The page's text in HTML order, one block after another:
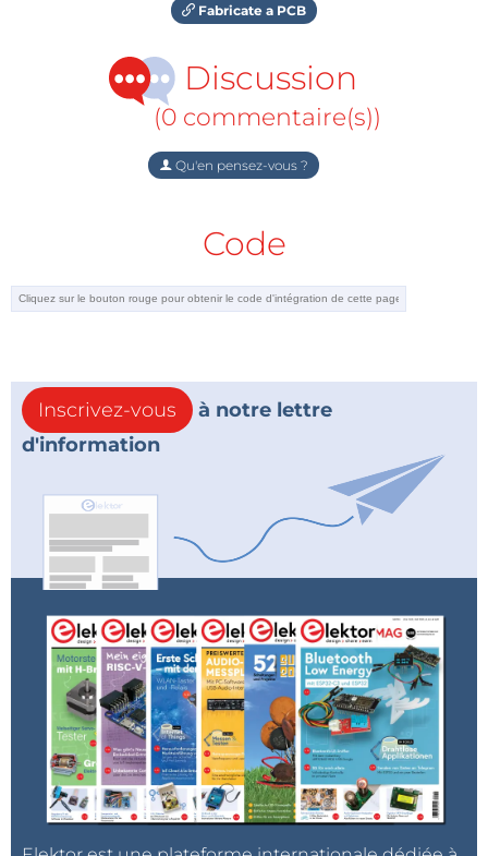
Fabricate a PCB
Discussion
(0 commentaire(s))
Qu'en pensez-vous ?
Code
Inscrivez-vous
à notre lettre
d'information